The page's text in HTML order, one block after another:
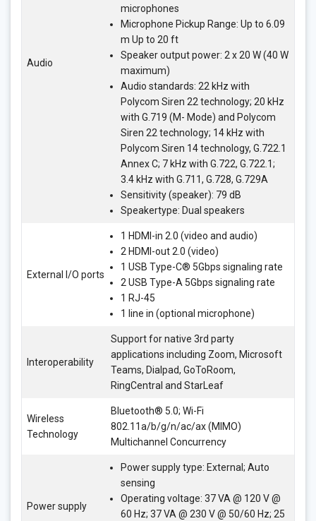
Audio
microphones
Microphone Pickup Range: Up to 6.09
m Up to 20 ft
Speaker output power: 2 x 20 W (40 W
maximum)
Audio standards: 22 kHz with
Polycom Siren 22 technology; 20 kHz
with G.719 (M- Mode) and Polycom
Siren 22 technology; 14 kHz with
Polycom Siren 14 technology, G.722.1
Annex C; 7 kHz with G.722, G.722.1;
3.4 kHz with G.711, G.728, G.729A
Sensitivity (speaker): 79 dB
Speakertype: Dual speakers
External I/O ports
1 HDMI-in 2.0 (video and audio)
2 HDMI-out 2.0 (video)
1 USB Type-C® 5Gbps signaling rate
2 USB Type-A 5Gbps signaling rate
1 RJ-45
1 line in (optional microphone)
Interoperability
Support for native 3rd party
applications including Zoom, Microsoft
Teams, Dialpad, GoToRoom,
RingCentral and StarLeaf
Wireless
Technology
Bluetooth® 5.0; Wi-Fi
802.11a/b/g/n/ac/ax (MIMO)
Multichannel Concurrency
Power supply
Power supply type: External; Auto
sensing
Operating voltage: 37 VA @ 120 V @
60 Hz; 37 VA @ 230 V @ 50/60 Hz; 25